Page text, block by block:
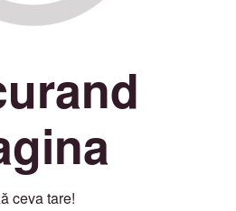
ceva tare!